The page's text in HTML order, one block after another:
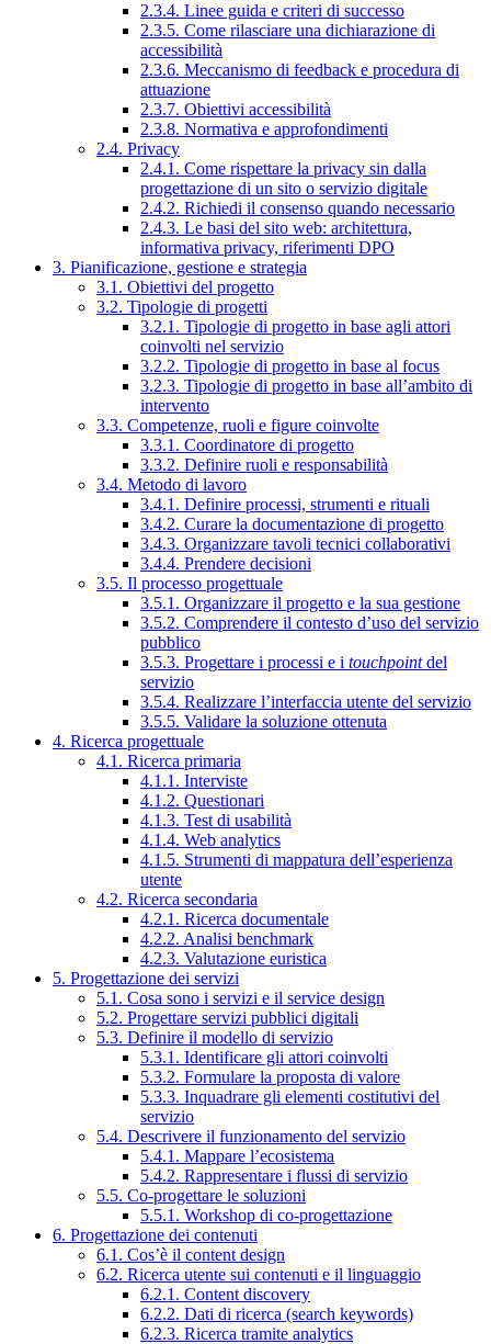
2.3.4. Linee guida e criteri di successo
2.3.5. Come rilasciare una dichiarazione di
accessibilità
2.3.6. Meccanismo di feedback e procedura di
attuazione
2.3.7. Obiettivi accessibilità
2.3.8. Normativa e approfondimenti
2.4. Privacy
2.4.1. Come rispettare la privacy sin dalla
progettazione di un sito o servizio digitale
2.4.2. Richiedi il consenso quando necessario
2.4.3. Le basi del sito web: architettura,
informativa privacy, riferimenti DPO
3. Pianificazione, gestione e strategia
3.1. Obiettivi del progetto
3.2. Tipologie di progetti
3.2.1. Tipologie di progetto in base agli attori
coinvolti nel servizio
3.2.2. Tipologie di progetto in base al focus
3.2.3. Tipologie di progetto in base all’ambito di
intervento
3.3. Competenze, ruoli e figure coinvolte
3.3.1. Coordinatore di progetto
3.3.2. Definire ruoli e responsabilità
3.4. Metodo di lavoro
3.4.1. Definire processi, strumenti e rituali
3.4.2. Curare la documentazione di progetto
3.4.3. Organizzare tavoli tecnici collaborativi
3.4.4. Prendere decisioni
3.5. Il processo progettuale
3.5.1. Organizzare il progetto e la sua gestione
3.5.2. Comprendere il contesto d’uso del servizio
pubblico
3.5.3. Progettare i processi e i touchpointdel
servizio
3.5.4. Realizzare l’interfaccia utente del servizio
3.5.5. Validare la soluzione ottenuta
4. Ricerca progettuale
4.1. Ricerca primaria
4.1.1. Interviste
4.1.2. Questionari
4.1.3. Test di usabilità
4.1.4. Web analytics
4.1.5. Strumenti di mappatura dell’esperienza
utente
4.2. Ricerca secondaria
4.2.1. Ricerca documentale
4.2.2. Analisi benchmark
4.2.3. Valutazione euristica
5. Progettazione dei servizi
5.1. Cosa sono i servizi e il service design
5.2. Progettare servizi pubblici digitali
5.3. Definire il modello di servizio
5.3.1. Identificare gli attori coinvolti
5.3.2. Formulare la proposta di valore
5.3.3. Inquadrare gli elementi costitutivi del
servizio
5.4. Descrivere il funzionamento del servizio
5.4.1. Mappare l’ecosistema
5.4.2. Rappresentare i flussi di servizio
5.5. Co-progettare le soluzioni
5.5.1. Workshop di co-progettazione
6. Progettazione dei contenuti
6.1. Cos’è il content design
6.2. Ricerca utente sui contenuti e il linguaggio
6.2.1. Content discovery
6.2.2. Dati di ricerca (search keywords)
6.2.3. Ricerca tramite analytics